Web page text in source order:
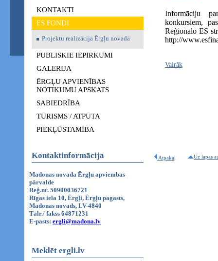
KONTAKTI
ES FONDI
Projektu realizācija Ērgļu novadā
PUBLISKIE IEPIRKUMI
GALERIJA
ĒRGĻU APVIENĪBAS
NOTIKUMU APSKATS
SABIEDRĪBA
TŪRISMS / ATPŪTA
PIEKĻŪSTAMĪBA
Kontaktinformācija
Madonas novada Ērgļu apvienības
pārvalde
Reģ.nr. 50900036721
Rīgas iela 10, Ērgļi, Ērgļu pagasts,
Madonas novads, LV-4840
Tālr./ fakss 64871231
E-pasts: ergli@madona.lv
Meklēt ergli.lv
Informāciju
konkursiem,
Reģionālo ES
http://
Vairāk
Atpakaļ Uz lapas